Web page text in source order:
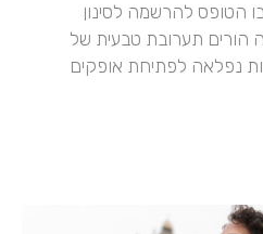
הטופס להרשמה לסינון
הורים תערובת טבעית של
נפלאה לפתיחת אופקים